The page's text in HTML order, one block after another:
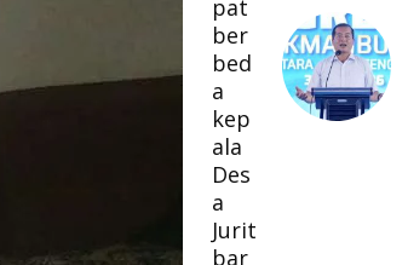
pat
ber
bed
a
kep
ala
Des
a
Jurit
bar